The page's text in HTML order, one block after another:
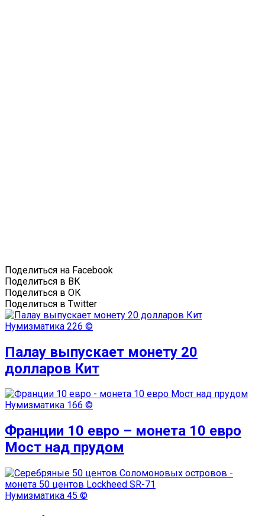
Поделиться на Facebook
Поделиться в ВК
Поделиться в ОК
Поделиться в Twitter
Нумизматика 226 ©
Палау выпускает монету 20
долларов Кит
Нумизматика 166 ©
Франции 10 евро – монета 10 евро
Мост над прудом
Нумизматика 45 ©